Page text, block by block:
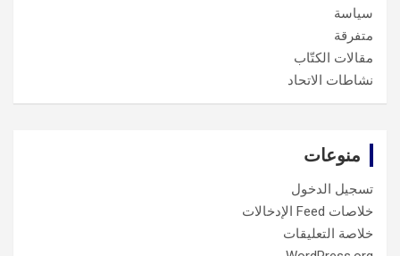
سياسة
متفرقة
مقالات الكتّاب
نشاطات الاتحاد
منوعات
تسجيل الدخول
خلاصات Feed الإدخالات
خلاصة التعليقات